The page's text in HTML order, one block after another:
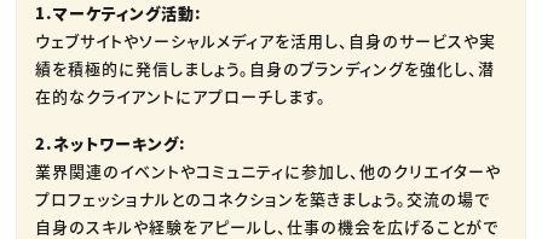
1.マーケティング活動:
ウェブサイトやソーシャルメディアを活用し、自身のサービスや実
績を積極的に発信しましょう。自身のブランディングを強化し、潜
在的なクライアントにアプローチします。
2.ネットワーキング:
業界関連のイベントやコミュニティに参加し、他のクリエイターや
プロフェッショナルとのコネクションを築きましょう。交流の場で
自身のスキルや経験をアピールし、仕事の機会を広げることがで